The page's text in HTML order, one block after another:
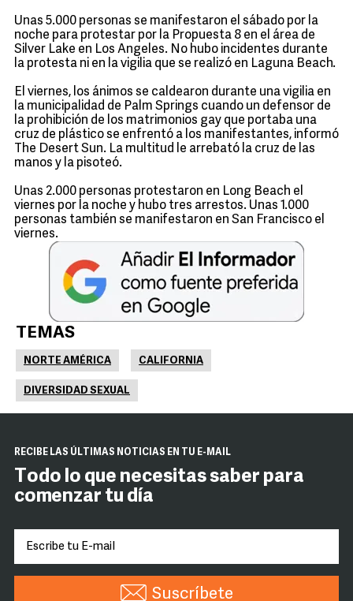
Unas 5.000 personas se manifestaron el sábado por la
noche para protestar por la Propuesta 8 en el área de
Silver Lake en Los Angeles. No hubo incidentes durante
la protesta ni en la vigilia que se realizó en Laguna Beach.
El viernes, los ánimos se caldearon durante una vigilia en
la municipalidad de Palm Springs cuando un defensor de
la prohibición de los matrimonios gay que portaba una
cruz de plástico se enfrentó a los manifestantes, informó
The Desert Sun. La multitud le arrebató la cruz de las
manos y la pisoteó.
Unas 2.000 personas protestaron en Long Beach el
viernes por la noche y hubo tres arrestos. Unas 1.000
personas también se manifestaron en San Francisco el
viernes.
TEMAS
NORTE AMÉRICA CALIFORNIA
DIVERSIDAD SEXUAL
RECIBE LAS ÚLTIMAS NOTICIAS EN TU E-MAIL
Todo lo que necesitas saber para
comenzar tu día
Suscríbete